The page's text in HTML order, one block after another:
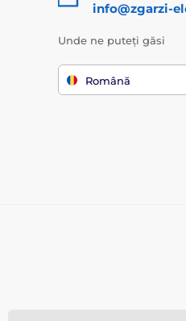
info@zgarzi-
Unde ne puteți găsi
Română